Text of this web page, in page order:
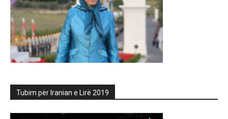
Tubim për Iranian e Lirë 2019